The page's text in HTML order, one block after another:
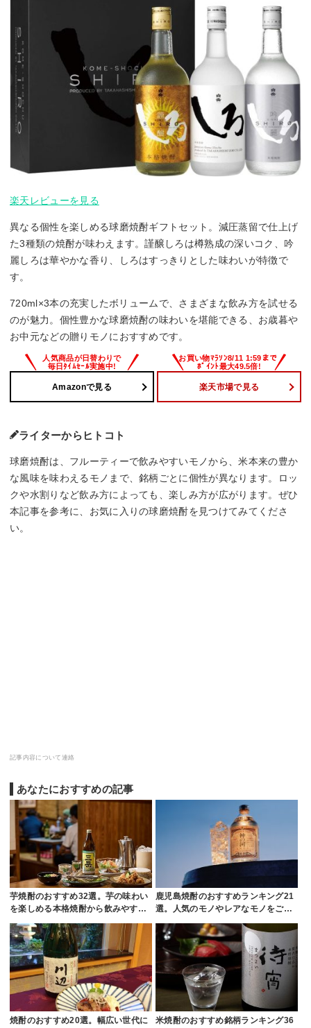
楽天レビューを見る
異なる個性を楽しめる球磨焼酎ギフトセット。減圧蒸留で仕上げ
た3種類の焼酎が味わえます。謹醸しろは樽熟成の深いコク、吟
麗しろは華やかな香り、しろはすっきりとした味わいが特徴で
す。
720ml×3本の充実したボリュームで、さまざまな飲み方を試せる
のが魅力。個性豊かな球磨焼酎の味わいを堪能できる、お歳暮や
お中元などの贈りモノにおすすめです。
Amazonで見る 楽天市場で見る
ライターからヒトコト
球磨焼酎は、フルーティーで飲みやすいモノから、米本来の豊か
な風味を味わえるモノまで、銘柄ごとに個性が異なります。ロッ
クや水割りなど飲み方によっても、楽しみ方が広がります。ぜひ
本記事を参考に、お気に入りの球磨焼酎を見つけてみてくださ
い。
記事内容について連絡
あなたにおすすめの記事
芋焼酎のおすすめ32選。芋の味わい
を楽しめる本格焼酎から飲みやす…
鹿児島焼酎のおすすめランキング21
選。人気のモノやレアなモノをご…
焼酎のおすすめ20選。幅広い世代に
米焼酎のおすすめ銘柄ランキング36